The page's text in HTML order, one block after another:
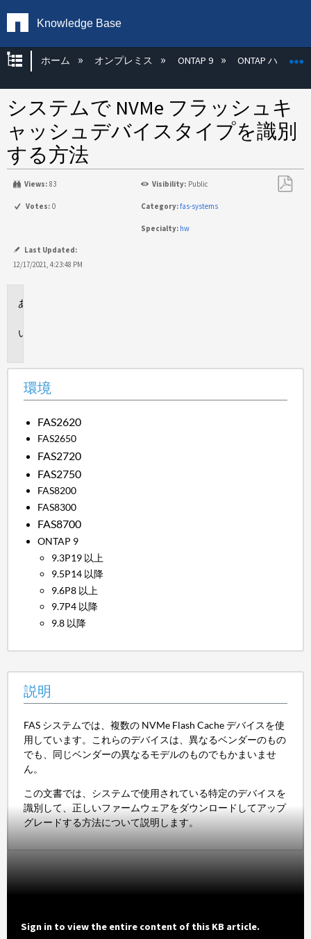
Knowledge Base
グローバル階層を展開/折りたたむ
ホーム オンプレミス ONTAP 9 ONTAP ハード
システムで NVMe フラッシュキ
ャッシュデバイスタイプを識別
する方法
Views: 83 Visibility: Public
Votes: 0 Category:fas-systems
Specialty: hw
Last Updated:
12/17/2021, 4:23:48 PM
環境
FAS2620
FAS2650
FAS2720
FAS2750
FAS8200
FAS8300
FAS8700
ONTAP 9
9.3P19 以上
9.5P14 以降
9.6P8 以上
9.7P4 以降
9.8 以降
説明
FAS システムでは、複数の NVMe Flash Cache デバイスを使
用しています。これらのデバイスは、異なるベンダーのもの
でも、同じベンダーの異なるモデルのものでもかまいませ
ん。
この文書では、システムで使用されている特定のデバイスを
識別して、正しいファームウェアをダウンロードしてアップ
グレードする方法について説明します。
Sign in to view the entire content of this KB article.